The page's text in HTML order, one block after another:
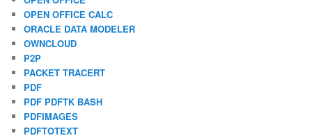
OPEN OFFICE CALC
ORACLE DATA MODELER
OWNCLOUD
P2P
PACKET TRACERT
PDF
PDF PDFTK BASH
PDFIMAGES
PDFTOTEXT